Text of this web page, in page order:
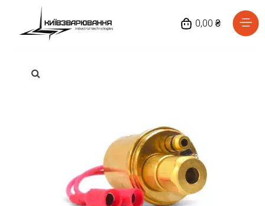
0,00 ₴
Головна
Доставка та оплата